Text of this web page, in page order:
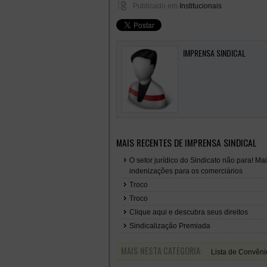
Publicado em Institucionais
IMPRENSA SINDICAL
MAIS RECENTES DE IMPRENSA SINDICAL
O setor jurídico do Sindicato não para!
indenizações para os comerciários
Troco
Troco
Clique aqui e descubra seus direitos
Sindicalização Premiada
MAIS NESTA CATEGORIA: Lista de